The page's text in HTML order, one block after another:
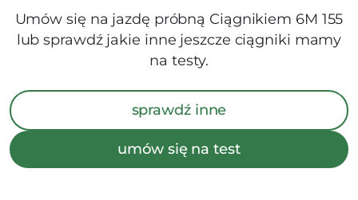
Umów się na jazdę próbną Ciągnikiem 6M 155
lub sprawdź jakie inne jeszcze ciągniki mamy
na testy.
sprawdź inne
umów się na test